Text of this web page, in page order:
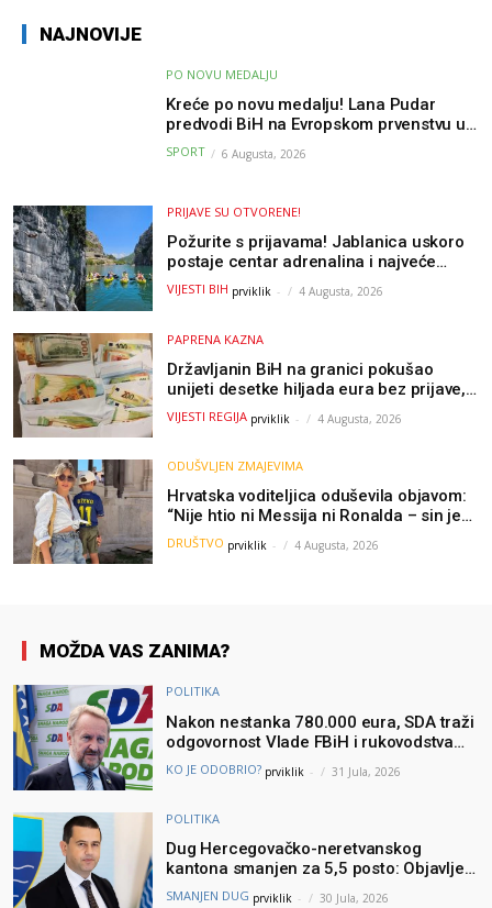
NAJNOVIJE
PO NOVU MEDALJU
Kreće po novu medalju! Lana Pudar
predvodi BiH na Evropskom prvenstvu u
Parizu
SPORT 6 Augusta, 2026
PRIJAVE SU OTVORENE!
Požurite s prijavama! Jablanica uskoro
postaje centar adrenalina i najveće
outdoor avanture ovog ljeta
VIJESTI BIH prviklik - 4 Augusta, 2026
PAPRENA KAZNA
Državljanin BiH na granici pokušao
unijeti desetke hiljada eura bez prijave,
uslijedila “paprena” kazna
VIJESTI REGIJA prviklik - 4 Augusta, 2026
ODUŠVLJEN ZMAJEVIMA
Hrvatska voditeljica oduševila objavom:
“Nije htio ni Messija ni Ronalda – sin je
želio samo dres Bosne”
DRUŠTVO prviklik - 4 Augusta, 2026
MOŽDA VAS ZANIMA?
POLITIKA
Nakon nestanka 780.000 eura, SDA traži
odgovornost Vlade FBiH i rukovodstva
Igmana
KO JE ODOBRIO? prviklik - 31 Jula, 2026
POLITIKA
Dug Hercegovačko-neretvanskog
kantona smanjen za 5,5 posto: Objavljeni
najnoviji podaci Ministarstva finansija
SMANJEN DUG prviklik - 30 Jula, 2026